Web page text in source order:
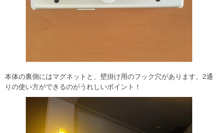
本体の裏側にはマグネットと、壁掛け用のフック穴があります。2通
りの使い方ができるのがうれしいポイント！